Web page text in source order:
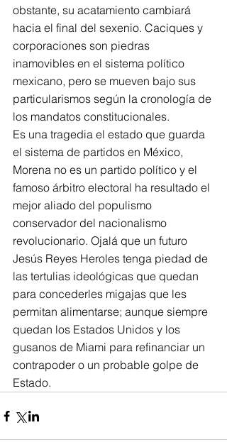
obstante, su acatamiento cambiará
hacia el final del sexenio. Caciques y
corporaciones son piedras
inamovibles en el sistema político
mexicano, pero se mueven bajo sus
particularismos según la cronología de
los mandatos constitucionales.
Es una tragedia el estado que guarda
el sistema de partidos en México,
Morena no es un partido político y el
famoso árbitro electoral ha resultado el
mejor aliado del populismo
conservador del nacionalismo
revolucionario. Ojalá que un futuro
Jesús Reyes Heroles tenga piedad de
las tertulias ideológicas que quedan
para concederles migajas que les
permitan alimentarse; aunque siempre
quedan los Estados Unidos y los
gusanos de Miami para refinanciar un
contrapoder o un probable golpe de
Estado.